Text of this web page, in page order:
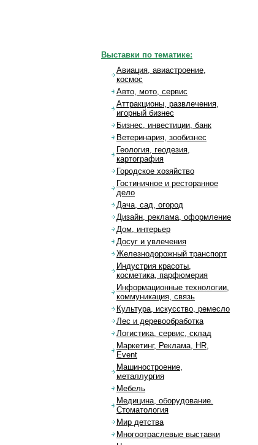
Выставки по тематике:
Авиация, авиастроение,
космос
Авто, мото, сервис
Аттракционы, развлечения,
игорный бизнес
Бизнес, инвестиции, банк
Ветеринария, зообизнес
Геология, геодезия,
картография
Городское хозяйство
Гостиничное и ресторанное
дело
Дача, сад, огород
Дизайн, реклама, оформление
Дом, интерьер
Досуг и увлечения
Железнодорожный транспорт
Индустрия красоты,
косметика, парфюмерия
Информационные технологии,
коммуникация, связь
Культура, искусство, ремесло
Лес и деревообработка
Логистика, сервис, склад
Маркетинг, Реклама, HR,
Event
Машиностроение,
металлургия
Мебель
Медицина, оборудование.
Стоматология
Мир детства
Многоотраслевые выставки